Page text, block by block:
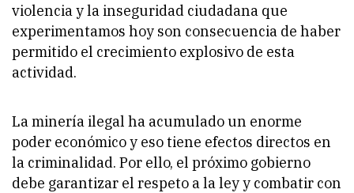
violencia y la inseguridad ciudadana que
experimentamos hoy son consecuencia de haber
permitido el crecimiento explosivo de esta
actividad.
La minería ilegal ha acumulado un enorme
poder económico y eso tiene efectos directos en
la criminalidad. Por ello, el próximo gobierno
debe garantizar el respeto a la ley y combatir con